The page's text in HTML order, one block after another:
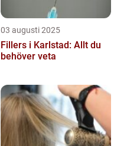
03 augusti 2025
Fillers i Karlstad: Allt du
behöver veta